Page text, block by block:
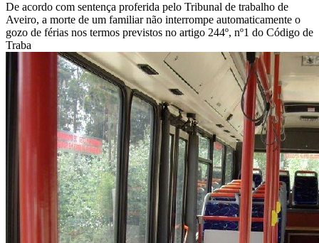
De acordo com sentença proferida pelo Tribunal de trabalho de
Aveiro, a morte de um familiar não interrompe automaticamente o
gozo de férias nos termos previstos no artigo 244º, nº1 do Código de
Traba